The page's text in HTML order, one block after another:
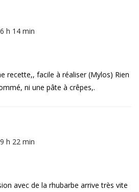
h 14 min
recette,, facile à réaliser (Mylos) Rien
ni une pâte à crêpes,.
h 22 min
avec de la rhubarbe arrive très vite